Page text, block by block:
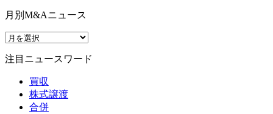
月別M&Aニュース
注目ニュースワード
買収
株式譲渡
合併